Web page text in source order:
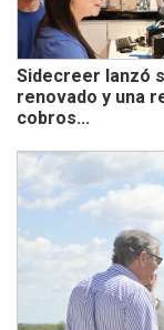
Sidecreer lanzó
renovado y una
cobros...